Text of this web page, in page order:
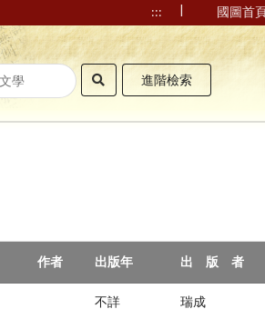
::: | 國圖首
進階檢索
作者 出版年 出 版 者
不詳 瑞成